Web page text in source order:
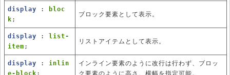
display :
bloc
k ;
ブロック要素として表示。
display : list-
item ;
リストアイテムとして表示。
display : inlin
e-block ;
インライン要素のように改行は行わず、ブロッ
ク要素のように高さ、横幅を指定可能。